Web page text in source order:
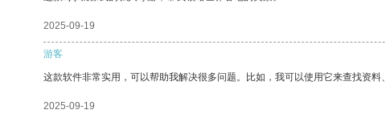
2025-09-19
游客
这款软件非常实用，可以帮助我解决很多问题。比如，我可以使用它来查找资料
2025-09-19